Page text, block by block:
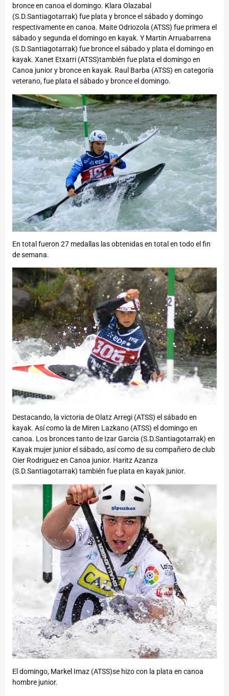
bronce en canoa el domingo. Klara Olazabal
(S.D.Santiagotarrak) fue plata y bronce el sábado y domingo
respectivamente en canoa. Maite Odriozola (ATSS) fue primera el
sábado y segunda el domingo en kayak. Y Martin Arruabarrena
(S.D.Santiagotarrak) fue bronce el sábado y plata el domingo en
kayak. Xanet Etxarri (ATSS)también fue plata el domingo en
Canoa junior y bronce en kayak. Raul Barba (ATSS) en categoría
veterano, fue plata el sábado y bronce el domingo.
En total fueron 27 medallas las obtenidas en total en todo el fin
de semana.
Destacando, la victoria de Olatz Arregi (ATSS) el sábado en
kayak. Así como la de Miren Lazkano (ATSS) el domingo en
canoa. Los bronces tanto de Izar Garcia (S.D.Santiagotarrak) en
Kayak mujer junior el sábado, así como de su compañero de club
Oier Rodriguez en Canoa junior. Haritz Azanza
(S.D.Santiagotarrak) también fue plata en kayak junior.
El domingo, Markel Imaz (ATSS)se hizo con la plata en canoa
hombre junior.